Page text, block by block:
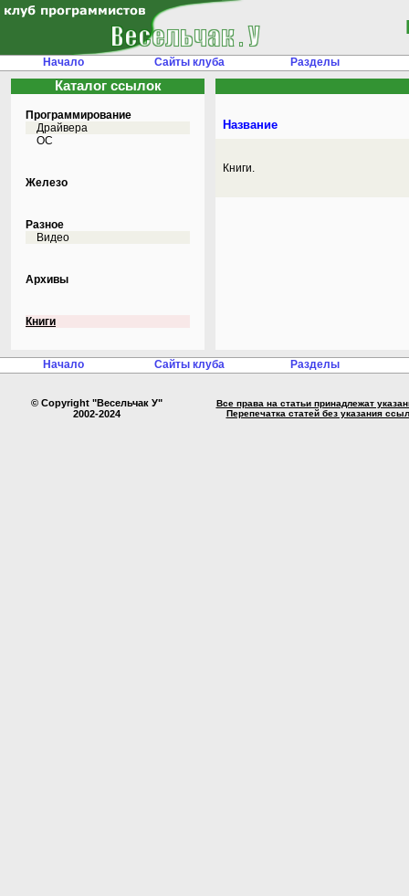
Начало Сайты клуба Разделы
Каталог ссылок
Программирование
Драйвера
ОС
Железо
Разное
Видео
Архивы
Книги
Название
Книги.
Начало Сайты клуба Разделы
© Copyright "Весельчак У"
2002-2024
Все права на статьи принадлежат
Перепечатка статей без указания